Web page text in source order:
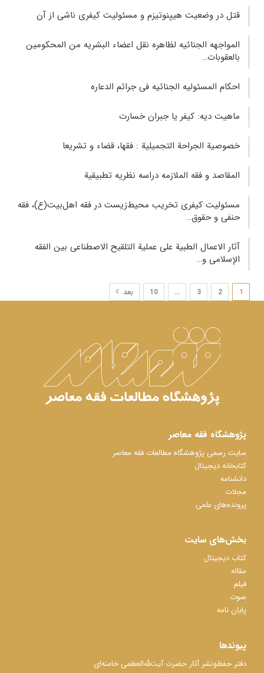
قتل در وضعیت هیپنوتیزم و مسئولیت کیفری ناشی از آن
المواجهه الجنائيه لظاهره نقل اعضاء البشريه من المحکومين
بالعقوبات…
احکام المسئولیه الجنائیه فی جرائم الدعاره
ماهیت دیه: کیفر یا جبران خسارت
خصوصیة الجراحة التجمیلیة : فقها، قضاء و تشریعا
المقاصد و فقه الملازمه دراسه نظریه تطبیقیة
مسئولیت کیفری تخریب محیط‌زیست در فقه اهل‌بیت(ع)، فقه
حنفی و حقوق…
آثار الاعمال الطبیة علی عملیة التلقیح الاصطناعی بین الفقه
الإسلامی و…
1
2
3
…
10 بعد
پژوهشگاه فقه معاصر
سایت رسمی پژوهشگاه مطالعات فقه معاصر
کتابخانه دیجیتال
دانشنامه
مجلات
پرونده‌های علمی
بخش‌های سایت
کتاب دیجیتال
مقاله
فیلم
صوت
پایان نامه
پیوندها
دفتر حفظ‌‌‌ونشر آثار حضرت آیت‌ﷲ‌العظمی خامنه‌ای